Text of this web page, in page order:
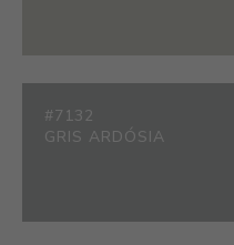
#7132
GRIS ARDÓSIA